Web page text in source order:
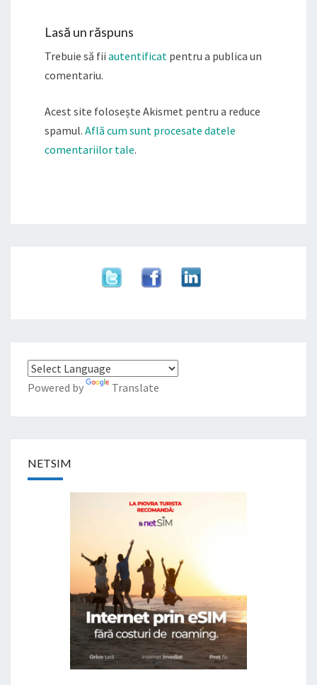
Lasă un răspuns
Trebuie să fii autentificat pentru a publica un
comentariu.
Acest site folosește Akismet pentru a reduce
spamul. Află cum sunt procesate datele
comentariilor tale.
Powered by Translate
NETSIM